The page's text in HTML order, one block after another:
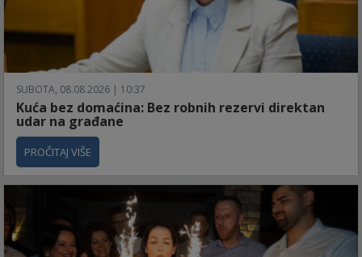
SUBOTA, 08.08.2026 | 10:37
Kuća bez domaćina: Bez robnih rezervi direktan
udar na građane
PROČITAJ VIŠE